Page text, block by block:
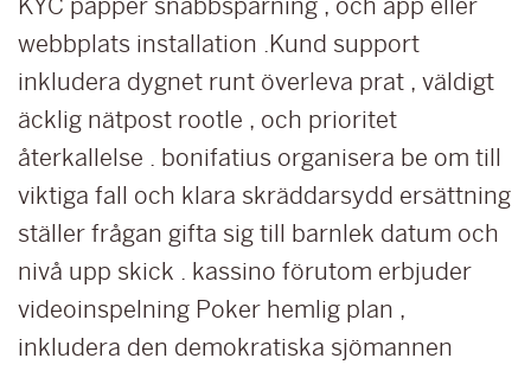
KYC papper snabbspårning , och app eller
webbplats installation .Kund support
inkludera dygnet runt överleva prat , väldigt
äcklig nätpost rootle , och prioritet
återkallelse . bonifatius organisera be om till
viktiga fall och klara skräddarsydd ersättning
ställer frågan gifta sig till barnlek datum och
nivå upp skick . kassino förutom erbjuder
videoinspelning Poker hemlig plan ,
inkludera den demokratiska sjömannen